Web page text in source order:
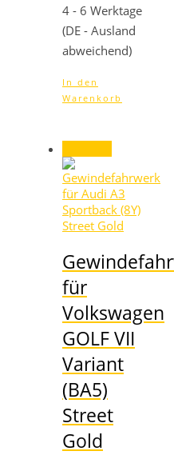
4 - 6 Werktage
(DE - Ausland
abweichend)
In den
Warenkorb
für
Volkswagen
GOLF VII
Variant
(BA5)
Street
Gold